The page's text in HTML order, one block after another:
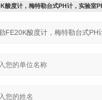
酸度计，梅特勒台式PH计，实验室